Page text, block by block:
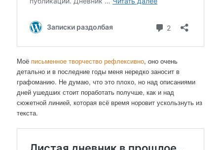
Моё письменное творчество рефлексивно, оно очень
детально и в последние годы меня нередко заносит в
графоманию. Не думаю, что это плохо, но над описаниями
дней ушедших стоит поработать получше, как и над
сюжетной линией, которая всё время норовит ускользнуть из
текста.